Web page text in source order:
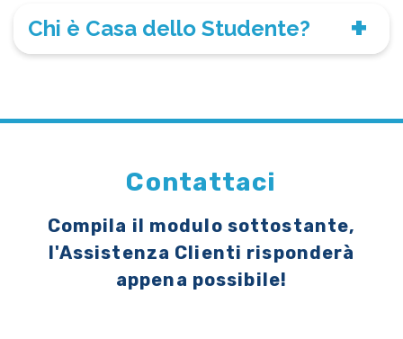
Chi è Casa dello Studente?
Contattaci
Compila il modulo sottostante,
l'Assistenza Clienti risponderà
appena possibile!